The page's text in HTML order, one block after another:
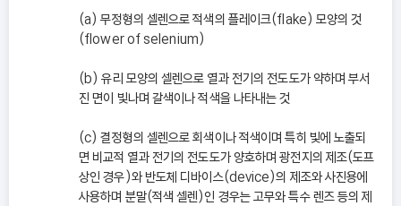
(a) 무정형의 셀렌으로 적색의 플레이크(flake) 모양의 것
(flower of selenium)
(b) 유리 모양의 셀렌으로 열과 전기의 전도도가 약하며 부서
진 면이 빛나며 갈색이나 적색을 나타내는 것
(c) 결정형의 셀렌으로 회색이나 적색이며 특히 빛에 노출되
면 비교적 열과 전기의 전도도가 양호하며 광전지의 제조(도프
상인 경우)와 반도체 디바이스(device)의 제조와 사진용에
사용하며 분말(적색 셀렌)인 경우는 고무와 특수 렌즈 등의 제